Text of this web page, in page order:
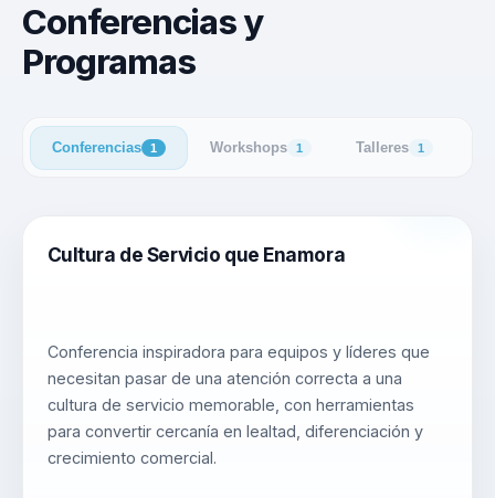
Conferencias y
Programas
Conferencias 1 Workshops 1 Talleres 1
Cultura de Servicio que Enamora
Conferencia inspiradora para equipos y líderes que
necesitan pasar de una atención correcta a una
cultura de servicio memorable, con herramientas
para convertir cercanía en lealtad, diferenciación y
crecimiento comercial.